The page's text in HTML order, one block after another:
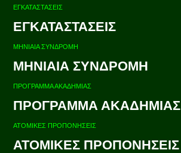
ΕΓΚΑΤΑΣΤΑΣΕΙΣ
ΕΓΚΑΤΑΣΤΑΣΕΙΣ
ΜΗΝΙΑΙΑ ΣΥΝΔΡΟΜΗ
ΜΗΝΙΑΙΑ ΣΥΝΔΡΟΜΗ
ΠΡΟΓΡΑΜΜΑ ΑΚΑΔΗΜΙΑΣ
ΠΡΟΓΡΑΜΜΑ ΑΚΑΔΗΜΙΑΣ
ΑΤΟΜΙΚΕΣ ΠΡΟΠΟΝΗΣΕΙΣ
ΑΤΟΜΙΚΕΣ ΠΡΟΠΟΝΗΣΕΙΣ